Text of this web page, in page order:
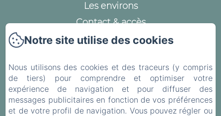
Les environs
Contact & accès
Mentions légales
Informations légales
Informations sur les cookies
Notre site utilise des cookies
Nous utilisons des cookies et des traceurs (y compris
de tiers) pour comprendre et optimiser votre
expérience de navigation et pour diffuser des
messages publicitaires en fonction de vos préférences
et de votre profil de navigation. Vous pouvez régler ou